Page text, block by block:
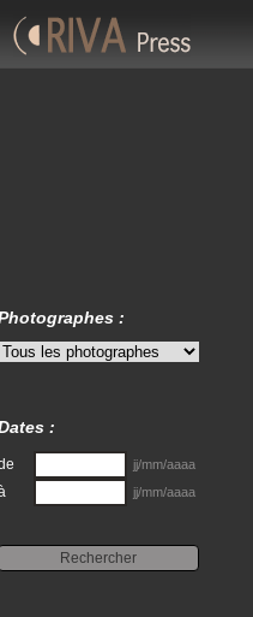
:
:
jj/mm/aaaa
jj/mm/aaaa